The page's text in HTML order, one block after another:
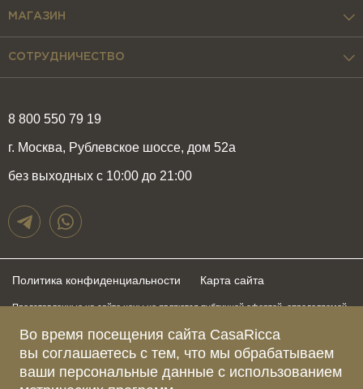
Во время посещения сайта CasaRicca
вы соглашаетесь с тем, что мы обрабатываем
ваши персональные данные с использованием
8 800 550 79 19
г. Москва, Рублевское шоссе, дом 52а
без выходных с 10:00 до 21:00
МАГАЗИН
СОТРУДНИЧЕСТВО
Политика конфиденциальности Карта сайта
Представленные на сайте цены не являются публичной офертой, определяемой
быть изменены в любое время без предупреждения. Для получения актуальной и
подробной информации о стоимости, сроках и условиях поставки просьба
обращаться к менеджерам по указанным выше телефонам